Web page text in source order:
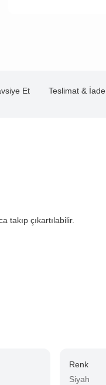
Et Teslimat & İade
çıkartılabilir.
Renk
Siyah